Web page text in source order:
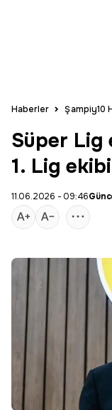
Haberler Şampiy10
Süper Lig
1. Lig
11.06.2026 - 09:46